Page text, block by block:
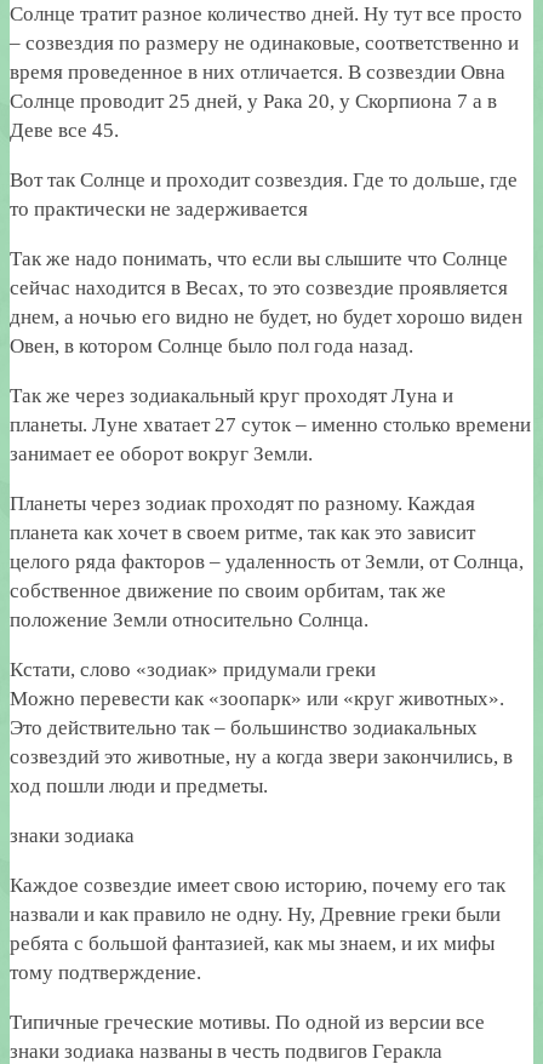
Солнце тратит разное количество дней. Ну тут все просто
– созвездия по размеру не одинаковые, соответственно и
время проведенное в них отличается. В созвездии Овна
Солнце проводит 25 дней, у Рака 20, у Скорпиона 7 а в
Деве все 45.
Вот так Солнце и проходит созвездия. Где то дольше, где
то практически не задерживается
Так же надо понимать, что если вы слышите что Солнце
сейчас находится в Весах, то это созвездие проявляется
днем, а ночью его видно не будет, но будет хорошо виден
Овен, в котором Солнце было пол года назад.
Так же через зодиакальный круг проходят Луна и
планеты. Луне хватает 27 суток – именно столько времени
занимает ее оборот вокруг Земли.
Планеты через зодиак проходят по разному. Каждая
планета как хочет в своем ритме, так как это зависит
целого ряда факторов – удаленность от Земли, от Солнца,
собственное движение по своим орбитам, так же
положение Земли относительно Солнца.
Кстати, слово «зодиак» придумали греки
Можно перевести как «зоопарк» или «круг животных».
Это действительно так – большинство зодиакальных
созвездий это животные, ну а когда звери закончились, в
ход пошли люди и предметы.
знаки зодиака
Каждое созвездие имеет свою историю, почему его так
назвали и как правило не одну. Ну, Древние греки были
ребята с большой фантазией, как мы знаем, и их мифы
тому подтверждение.
Типичные греческие мотивы. По одной из версии все
знаки зодиака названы в честь подвигов Геракла